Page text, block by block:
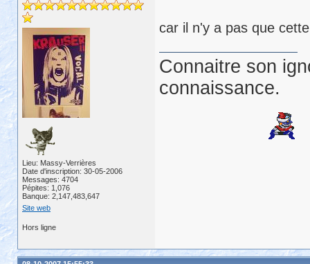
Lieu: Massy-Verrières
Date d'inscription: 30-05-2006
Messages: 4704
Pépites: 1,076
Banque: 2,147,483,647
Site web
car il n'y a pas que
Connaitre son
connaissance.
Hors ligne